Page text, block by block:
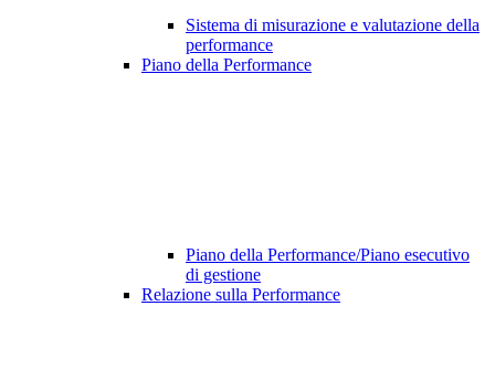
Sistema di misurazione e valutazione della
performance
Piano della Performance
Piano della Performance/Piano esecutivo
di gestione
Relazione sulla Performance